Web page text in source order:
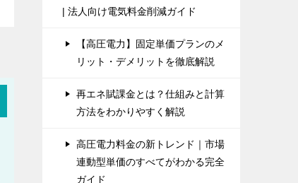
| 法人向け電気料金削減ガイド
【高圧電力】固定単価プランのメ
リット・デメリットを徹底解説
再エネ賦課金とは？仕組みと計算
方法をわかりやすく解説
高圧電力料金の新トレンド｜市場
連動型単価のすべてがわかる完全
ガイド